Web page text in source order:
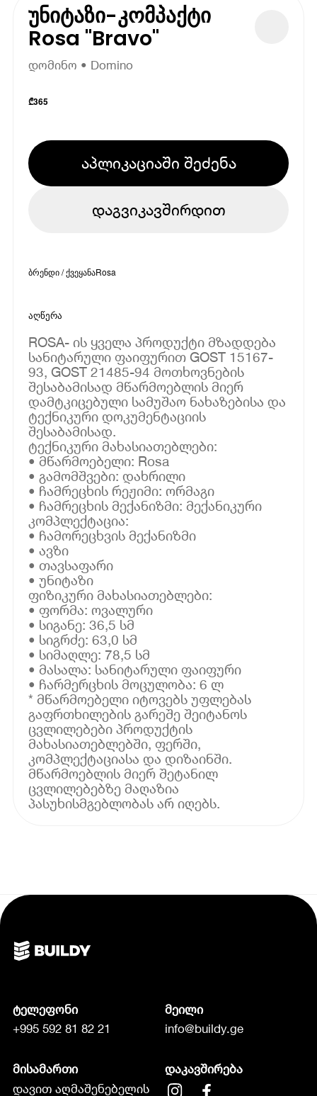
უნიტაზი-კომპაქტი
Rosa "Bravo"
დომინო • Domino
₾365
აპლიკაციაში შეძენა
დაგვიკავშირდით
ბრენდი / ქვეყანაRosa
აღწერა
ROSA- ის ყველა პროდუქტი მზადდება
სანიტარული ფაიფურით GOST 15167-
93, GOST 21485-94 მოთხოვნების
შესაბამისად მწარმოებლის მიერ
დამტკიცებული სამუშაო ნახაზებისა და
ტექნიკური დოკუმენტაციის
შესაბამისად.
ტექნიკური მახასიათებლები:
• მწარმოებელი: Rosa
• გამომშვები: დახრილი
• ჩამრეცხის რეჟიმი: ორმაგი
• ჩამრეცხის მექანიზმი: მექანიკური
კომპლექტაცია:
• ჩამორეცხვის მექანიზმი
• ავზი
• თავსაფარი
• უნიტაზი
ფიზიკური მახასიათებლები:
• ფორმა: ოვალური
• სიგანე: 36,5 სმ
• სიგრძე: 63,0 სმ
• სიმაღლე: 78,5 სმ
• მასალა: სანიტარული ფაიფური
• ჩარმერცხის მოცულობა: 6 ლ
* მწარმოებელი იტოვებს უფლებას
გაფრთხილების გარეშე შეიტანოს
ცვლილებები პროდუქტის
მახასიათებლებში, ფერში,
კომპლექტაციასა და დიზაინში.
მწარმოებლის მიერ შეტანილ
ცვლილებებზე მაღაზია
პასუხისმგებლობას არ იღებს.
ტელეფონი
+995 592 81 82 21
მეილი
info@buildy.ge
მისამართი
დავით აღმაშენებელის
დაკავშირება